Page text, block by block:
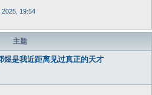
2025, 19:54
主题
煜是我近距离见过真正的天才